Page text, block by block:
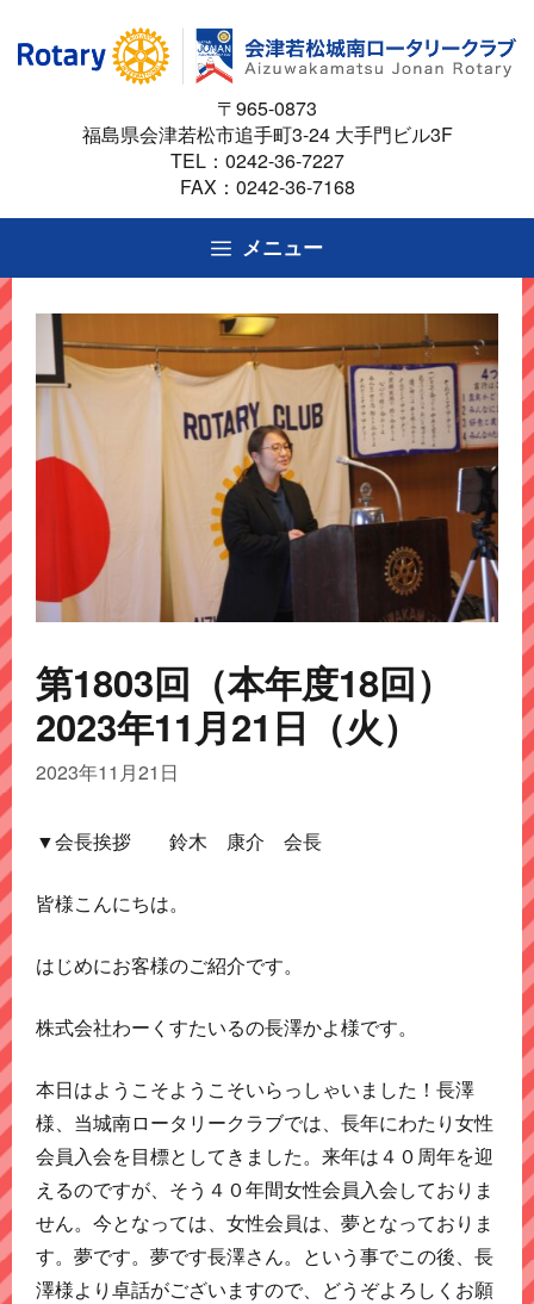
ス
ッ
プ
〒965-0873
福島県会津若松市追手町3-24 大手門ビル3F
TEL： 0242-36-7227
FAX：0242-36-7168
メニュー
第1803回（本年度18回）
2023年11月21日（火）
2023年11月21日
▼会長挨拶 鈴木 康介 会長
皆様こんにちは。
はじめにお客様のご紹介です。
株式会社わーくすたいるの長澤かよ様です。
本日はようこそようこそいらっしゃいました！長澤
様、当城南ロータリークラブでは、長年にわたり女性
会員入会を目標としてきました。来年は４０周年を迎
えるのですが、そう４０年間女性会員入会しておりま
せん。今となっては、女性会員は、夢となっておりま
す。夢です。夢です長澤さん。という事でこの後、長
澤様より卓話がございますので、どうぞよろしくお願